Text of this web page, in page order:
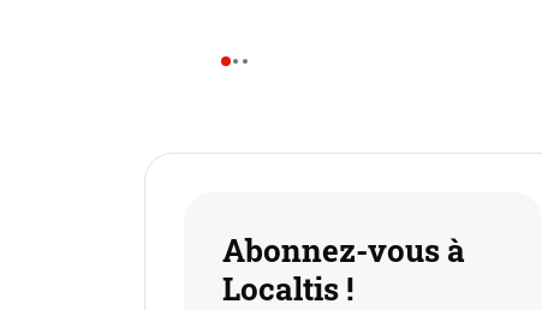
Abonnez-vous à
Localtis !